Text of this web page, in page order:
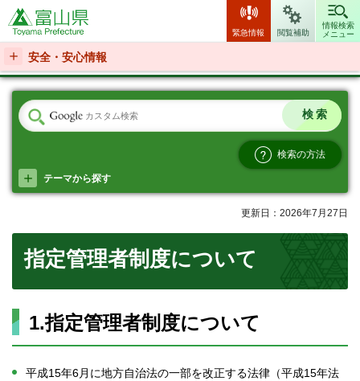
富山県
緊急情報 閲覧補助
情報検索
メニュー
安全・安心情報
検索の方法
テーマから探す
更新日：2026年7月27日
指定管理者制度について
1.指定管理者制度について
平成15年6月に地方自治法の一部を改正する法律（平成15年法